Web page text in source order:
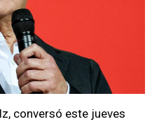
conversó este jueves